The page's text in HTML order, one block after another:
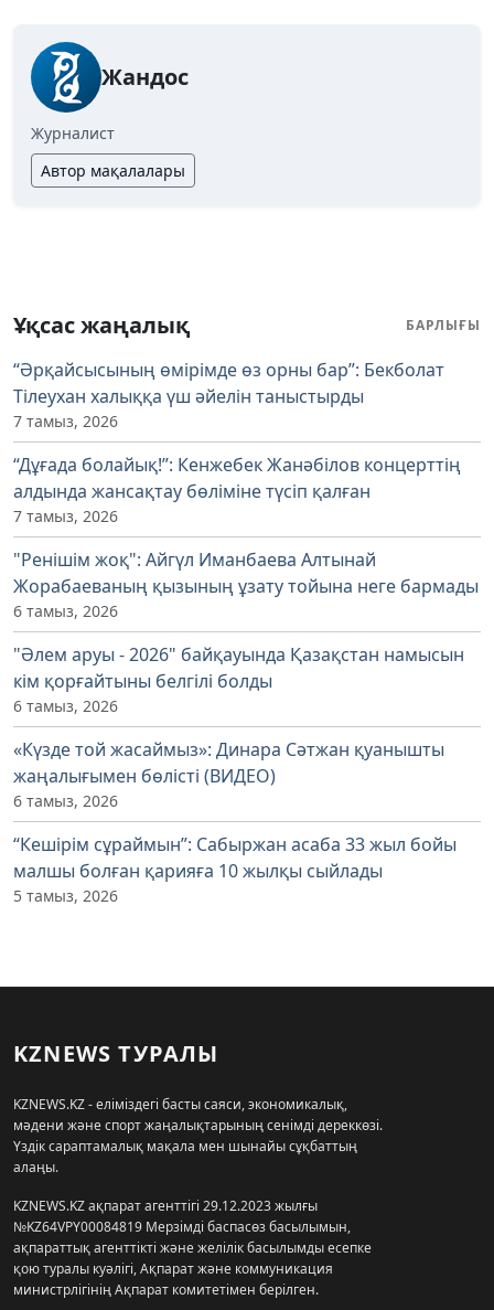
Жандос
Журналист
Автор мақалалары
Ұқсас жаңалық БАРЛЫҒЫ
“Әрқайсысының өмірімде өз орны бар”: Бекболат
Тілеухан халыққа үш әйелін таныстырды
7 тамыз, 2026
“Дұғада болайық!”: Кенжебек Жанәбілов концерттің
алдында жансақтау бөліміне түсіп қалған
7 тамыз, 2026
"Ренішім жоқ": Айгүл Иманбаева Алтынай
Жорабаеваның қызының ұзату тойына неге бармады
6 тамыз, 2026
"Әлем аруы - 2026" байқауында Қазақстан намысын
кім қорғайтыны белгілі болды
6 тамыз, 2026
«Күзде той жасаймыз»: Динара Сәтжан қуанышты
жаңалығымен бөлісті (ВИДЕО)
6 тамыз, 2026
“Кешірім сұраймын”: Сабыржан асаба 33 жыл бойы
малшы болған қарияға 10 жылқы сыйлады
5 тамыз, 2026
KZNEWS ТУРАЛЫ
KZNEWS.KZ - еліміздегі басты саяси, экономикалық,
мәдени және спорт жаңалықтарының сенімді дереккөзі.
Үздік сараптамалық мақала мен шынайы сұқбаттың
алаңы.
KZNEWS.KZ ақпарат агенттігі 29.12.2023 жылғы
№KZ64VPY00084819 Мерзімді баспасөз басылымын,
ақпараттық агенттікті және желілік басылымды есепке
қою туралы куәлігі, Ақпарат және коммуникация
министрлігінің Ақпарат комитетімен берілген.